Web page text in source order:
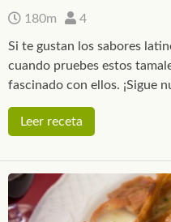
180m 4
Si te gustan los sabores
cuando pruebes estos
fascinado con ellos. ¡Sigue
Leer receta